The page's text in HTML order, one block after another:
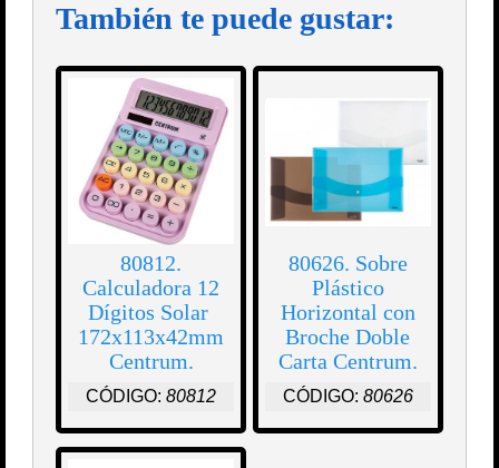
También te puede gustar:
80812.
Calculadora 12
Dígitos Solar
172x113x42mm
Centrum.
CÓDIGO: 80812
80626. Sobre
Plástico
Horizontal con
Broche Doble
Carta Centrum.
CÓDIGO: 80626